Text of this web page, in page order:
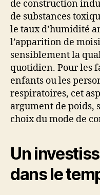
de construction
de substances
le taux d’humidité
l’apparition de
sensiblement la
quotidien. Pour les
enfants ou les
respiratoires, cet
argument de poids,
choix du mode de
Un
dans le